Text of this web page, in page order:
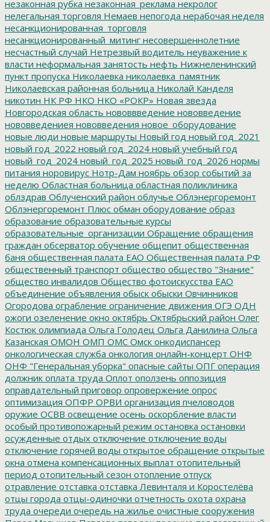
незаконная рубка незаконная_реклама некролог
нелегальная торговля Немаев непогода нерабочая неделя
несанкционированная_торговля
несанкционированный_митинг несовершеннолетние
несчастный случай Нетрезвый водитель неуважение к
власти неформальная занятость нефть Нижнеленинский
пункт пропуска Николаевка николаевка_памятник
Николаевская районная больница Николай Канделя
никотин НК РФ НКО НКО «РОКР» Новая звезда
Новгородская область нововвведение нововведение
нововведениея нововведения новое_оборудование
новые люди новые маршруты Новый год новый год_2021
новый год_2022 новый год_2024 новый учебный год
новый_год_2024 новый_год_2025 новый_год_2026 нормы
питания норовирус Нотр-Дам ноябрь обзор событий за
неделю Областная больница областная поликлиника
облздрав Облученский район облучье Облэнергоремонт
Облэнергоремонт Плюс обман оборудование образ
образование образовательные курсы
образовательные_организации Обращение обращения
граждан обсерватор обучение общепит общественная
баня общественная палата ЕАО Общественная палата РФ
общественный транспорт общество общество "Знание"
общество инвалидов Общество фотоискусства ЕАО
объединение объявления обыск обыски Овчинников
Огородова ограбление ограничение движения ОГЭ ОДН
ожоги озеленение окно октябрь Октябрьский район Олег
Костюк олимпиада Ольга Голодец Ольга Данилина Ольга
Казанская ОМОН ОМП ОМС Омск онкодиспансер
онкологическая служба онкология онлайн-концерт ОНФ
ОНФ "Генеральная уборка" опасные сайты ОПГ операция
должник оплата труда Оплот оползень оппозиция
оправдательный приговор опровержение опрос
оптимизация ОПФР ОРВИ организация пчеловодов
оружие ОСВВ освещение осень оскорбление власти
особый противопожарный режим остановка остановки
осужденные отдых отключение отключение воды
отключение горячей воды открытое обращение открытые
окна отмена компенсационных выплат отопительный
период отопительный сезон отопление отпуск
отравление отставка отставка Левинталя и Коростелёва
отцы города отцы-одиночки отчетность охота охрана
труда очереди очередь на жилье очистные сооружения